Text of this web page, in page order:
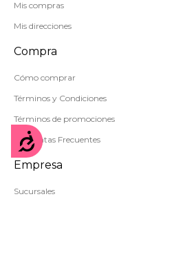
Accesibilidad
Mis compras
Mis direcciones
Compra
Cómo comprar
Términos y Condiciones
Términos de promociones
Preguntas Frecuentes
Empresa
Sucursales